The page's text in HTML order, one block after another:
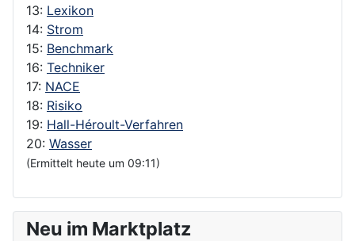
13: Lexikon
14: Strom
15: Benchmark
16: Techniker
17: NACE
18: Risiko
19: Hall-Héroult-Verfahren
20: Wasser
(Ermittelt heute um 09:11)
Neu im Marktplatz